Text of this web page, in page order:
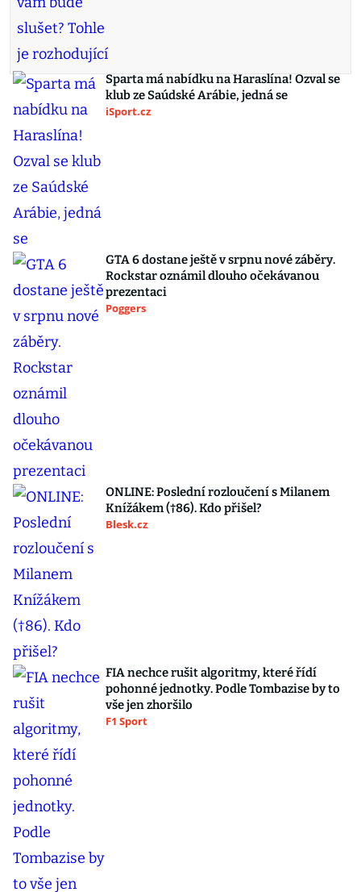
Sparta má nabídku na Haraslína! Ozval se
klub ze Saúdské Arábie, jedná se
iSport.cz
GTA 6 dostane ještě v srpnu nové záběry.
Rockstar oznámil dlouho očekávanou
prezentaci
Poggers
ONLINE: Poslední rozloučení s Milanem
Knížákem (†86). Kdo přišel?
Blesk.cz
FIA nechce rušit algoritmy, které řídí
pohonné jednotky. Podle Tombazise by to
vše jen zhoršilo
F1 Sport